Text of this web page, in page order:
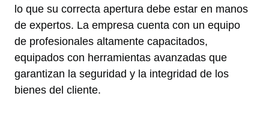
lo que su correcta apertura debe estar en manos
de expertos. La empresa cuenta con un equipo
de profesionales altamente capacitados,
equipados con herramientas avanzadas que
garantizan la seguridad y la integridad de los
bienes del cliente.